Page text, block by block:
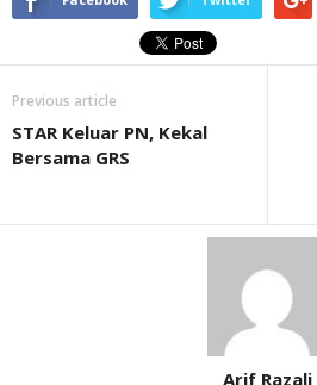
Previous article
STAR Keluar PN, Kekal
Bersama GRS
Arif Razali